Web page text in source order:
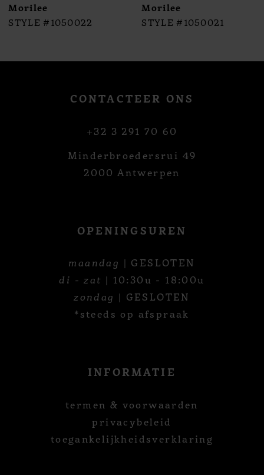
11
12
14
Morilee
STYLE #1050022
Morilee
STYLE #1050021
CONTACTEER ONS
+32 3 291 70 60
Minderbroedersrui 49
2000 Antwerpen
OPENINGSUREN
maandag | GESLOTEN
di - zat | 10:30u - 18:00u
zondag | GESLOTEN
*steeds op afspraak
INFORMATIE
termen & voorwaarden
privacybeleid
toegankelijkheidsverklaring